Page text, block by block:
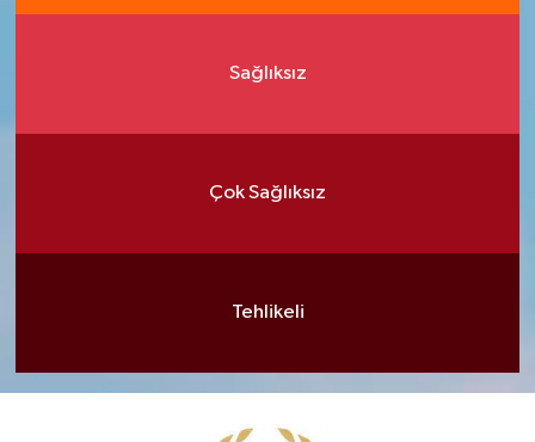
Sağlıksız
Çok Sağlıksız
Tehlikeli